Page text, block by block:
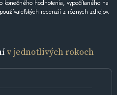
konečného hodnotenia, vypočítaného na
recenzií z rôznych zdrojov.
v jednotlivých rokoch